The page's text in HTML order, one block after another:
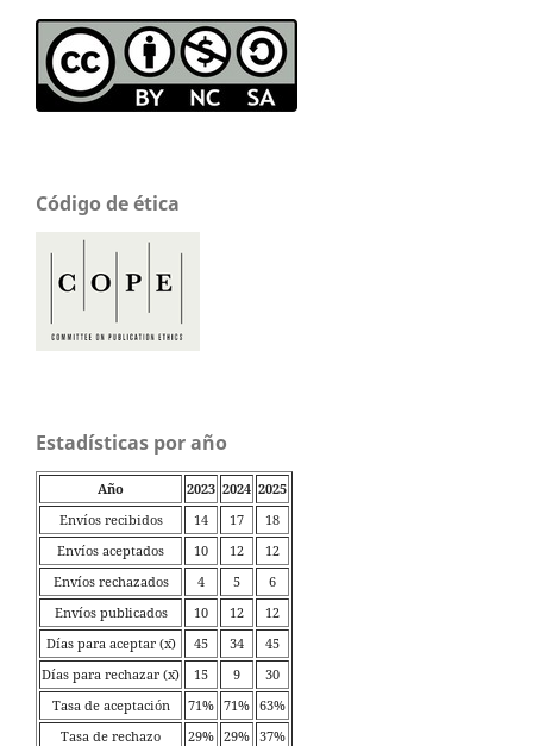
Código de ética
Estadísticas por año
Año 2023 2024 2025
Envíos recibidos
14 17
18
Envíos aceptados
10 12
12
Envíos rechazados
4 5
6
Envíos publicados
10 12
12
Días para aceptar (x̄)
45 34
45
Días para rechazar (x̄)
15 9
30
Tasa de aceptación
71% 71% 63%
Tasa de rechazo
29% 29% 37%